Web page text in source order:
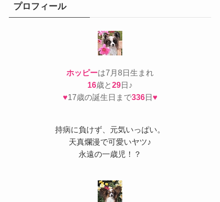
ープロフィール
ホッピーは7月8日生まれ
16歳と29日♪
♥17歳の誕生日まで336日♥
持病に負けず、元気いっぱい。
天真爛漫で可愛いヤツ♪
永遠の一歳児！？